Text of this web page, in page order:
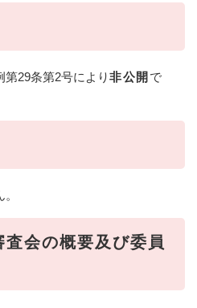
29条第2号により非公開 で
会の概要及び委員